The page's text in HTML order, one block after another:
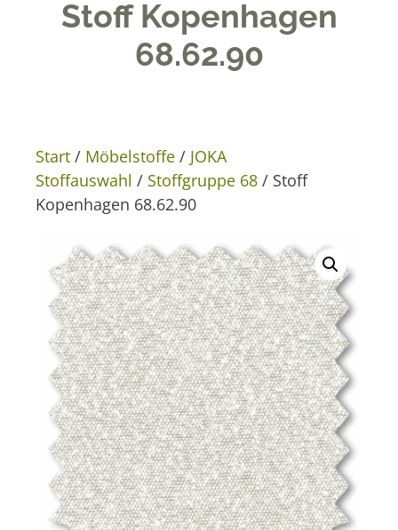
Stoff Kopenhagen
68.62.90
Start / Möbelstoffe / JOKA
Stoffauswahl / Stoffgruppe 68 / Stoff
Kopenhagen 68.62.90